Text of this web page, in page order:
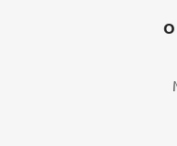
О